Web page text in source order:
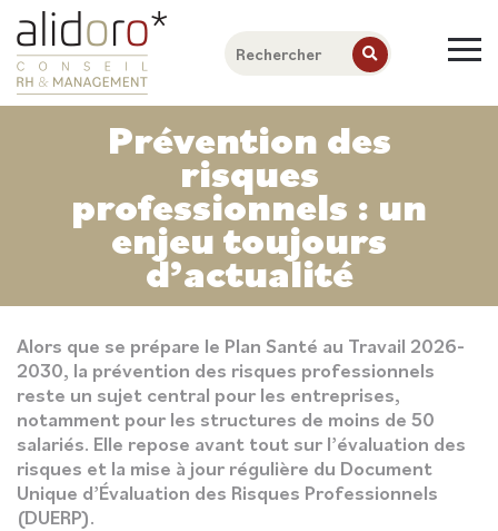
Prévention des
risques
professionnels : un
enjeu toujours
d’actualité
Alors que se prépare le Plan Santé au Travail 2026-
2030, la prévention des risques professionnels
reste un sujet central pour les entreprises,
notamment pour les structures de moins de 50
salariés. Elle repose avant tout sur l’évaluation des
risques et la mise à jour régulière du Document
Unique d’Évaluation des Risques Professionnels
(DUERP).